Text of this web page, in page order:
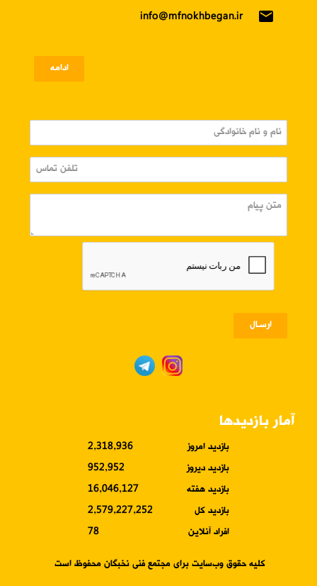
email
info@mfnokhbegan.ir
ادامه
ارسـال
آمار بازدیدها
بازدید امروز
2,318,936
بازدید دیروز
952,952
بازدید هفته
16,046,127
بازدید کل
2,579,227,252
افراد آنلاین
78
کلیه حقوق وب‌سایت برای مجتمع فنی نخبگان محفوظ است